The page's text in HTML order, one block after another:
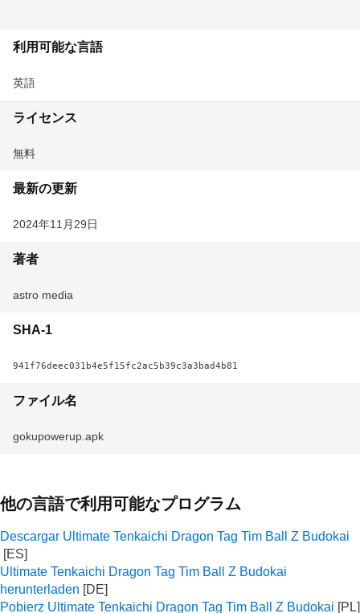
利用可能な言語
英語
ライセンス
無料
最新の更新
2024年11月29日
著者
astro media
SHA-1
941f76deec031b4e5f15fc2ac5b39c3a3bad4b81
ファイル名
gokupowerup.apk
他の言語で利用可能なプログラム
Descargar Ultimate Tenkaichi Dragon Tag Tim Ball Z Budokai
Ultimate Tenkaichi Dragon Tag Tim Ball Z Budokai
herunterladen
Pobierz Ultimate Tenkaichi Dragon Tag Tim Ball Z Budokai